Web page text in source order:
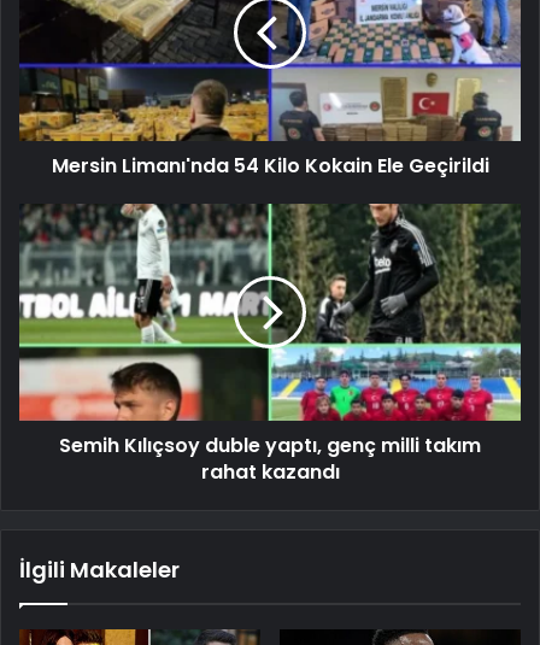
Mersin Limanı'nda 54 Kilo Kokain Ele Geçirildi
Semih Kılıçsoy duble yaptı, genç milli takım
rahat kazandı
İlgili Makaleler